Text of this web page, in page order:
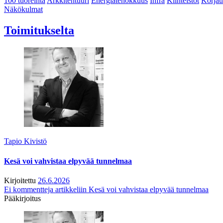
Näkökulmat
Toimitukselta
Tapio Kivistö
Kesä voi vahvistaa elpyvää tunnelmaa
Kirjoitettu 26.6.2026
Ei kommentteja artikkeliin Kesä voi vahvistaa elpyvää tunnelmaa
Pääkirjoitus